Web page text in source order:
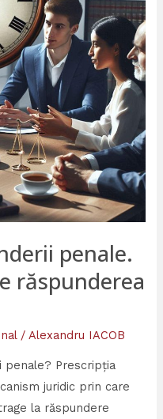
penale.
răspunderea
/Alexandru IACOB
penale? Prescripția
juridic prin care
la răspundere